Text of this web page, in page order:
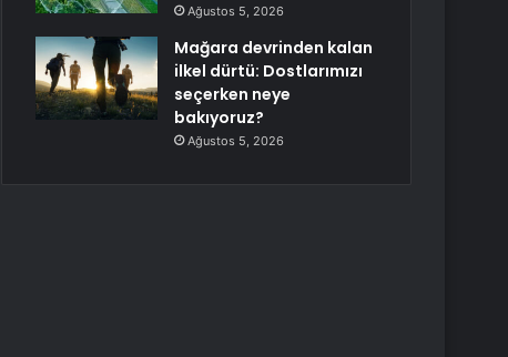
Ağustos 5, 2026
Mağara devrinden kalan
ilkel dürtü: Dostlarımızı
seçerken neye
bakıyoruz?
Ağustos 5, 2026